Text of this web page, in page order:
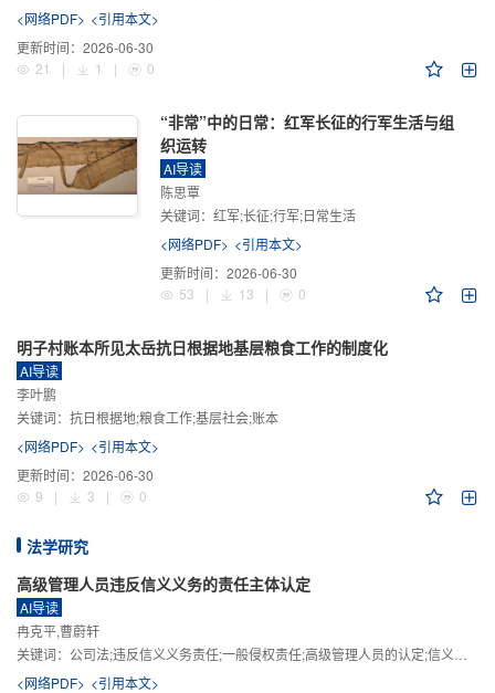
<网络PDF> <引用本文>
更新时间： 2026-06-30
21
| 1 | 0
“非常”中的日常：红军长征的行军生活与组
织运转
AI导读
陈思覃
关键词： 红军;长征;行军;日常生活
<网络PDF> <引用本文>
更新时间： 2026-06-30
53
| 13 | 0
明子村账本所见太岳抗日根据地基层粮食工作的制度化
AI导读
李叶鹏
关键词： 抗日根据地;粮食工作;基层社会;账本
<网络PDF> <引用本文>
更新时间： 2026-06-30
9
| 3 | 0
法学研究
高级管理人员违反信义义务的责任主体认定
AI导读
冉克平,曹蔚轩
关键词： 公司法;违反信义义务责任;一般侵权责任;高级管理人员的认定;信义义务
<网络PDF> <引用本文>